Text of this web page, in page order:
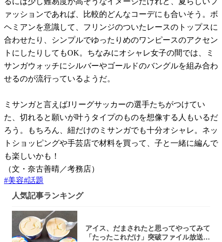
ァッションであれば、比較的どんなコーデにも合いそう。ボ
ヘミアンを意識して、フリンジのついたレースのトップスに
合わせたり、シンプルでゆったりめのワンピースのアクセン
トにしたりしてもOK。ちなみにオシャレ女子の間では、ミ
サンガウォッチにシルバーやゴールドのバングルを組み合わ
せるのが流行っているようだ。
ミサンガと言えばJリーグサッカーの選手たちがつけてい
た、切れると願いが叶うタイプのものを想像する人もいるだ
ろう。もちろん、紐だけのミサンガでも十分オシャレ。ネッ
トショッピングや手芸店で材料を買って、子と一緒に編んで
も楽しいかも！
（文・奈古善晴／考務店）
#美容#話題
人気記事ランキング
アイス、だまされたと思ってやってみて
「たったこれだけ」突破ファイル放送で